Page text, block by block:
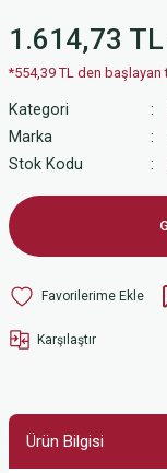
1.614,73 TL
*554,39 TL den başlayan
Kategori
Marka
Stok Kodu
Karşılaştır
Ürün Bilgisi